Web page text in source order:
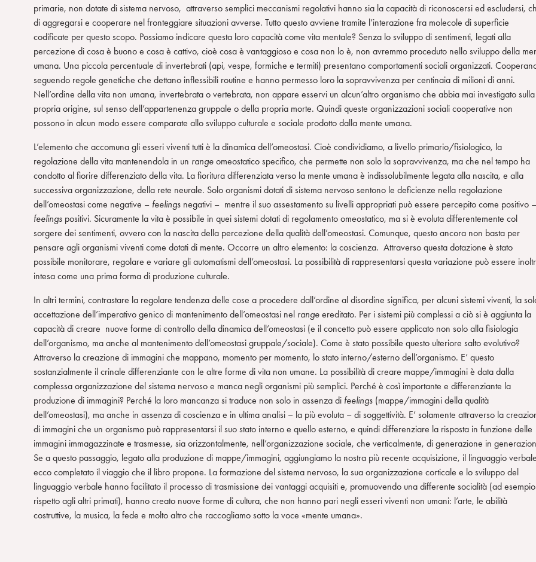
s
e
n
s
o
primarie, non dotate di sistema nervoso, attraverso semplici meccanismi regolativi hanno sia la capacità di riconoscersi ed escludersi,
di aggregarsi e cooperare nel fronteggiare situazioni avverse. Tutto questo avviene tramite l’interazione fra molecole di superficie
codificate per questo scopo. Possiamo indicare questa loro capacità come vita mentale? Senza lo sviluppo di sentimenti, legati alla
percezione di cosa è buono e cosa è cattivo, cioè cosa è vantaggioso e cosa non lo è, non avremmo proceduto nello sviluppo della
umana. Una piccola percentuale di invertebrati (api, vespe, formiche e termiti) presentano comportamenti sociali organizzati.
seguendo regole genetiche che dettano inflessibili routine e hanno permesso loro la sopravvivenza per centinaia di milioni di anni.
Nell’ordine della vita non umana, invertebrata o vertebrata, non appare esservi un alcun’altro organismo che abbia mai investigato sulla
propria origine, sul senso dell’appartenenza gruppale o della propria morte. Quindi queste organizzazioni sociali cooperative non
possono in alcun modo essere comparate allo sviluppo culturale e sociale prodotto dalla mente umana.
L’elemento che accomuna gli esseri viventi tutti è la dinamica dell’omeostasi. Cioè condividiamo, a livello primario/fisiologico, la
regolazione della vita mantenendola in un range omeostatico specifico, che permette non solo la sopravvivenza, ma che nel tempo ha
condotto al fiorire differenziato della vita. La fioritura differenziata verso la mente umana è indissolubilmente legata alla nascita, e alla
successiva organizzazione, della rete neurale. Solo organismi dotati di sistema nervoso sentono le deficienze nella regolazione
dell’omeostasi come negative – feelings negativi – mentre il suo assestamento su livelli appropriati può essere percepito come positivo –
feelings positivi. Sicuramente la vita è possibile in quei sistemi dotati di regolamento omeostatico, ma si è evoluta differentemente col
sorgere dei sentimenti, ovvero con la nascita della percezione della qualità dell’omeostasi. Comunque, questo ancora non basta per
pensare agli organismi viventi come dotati di mente. Occorre un altro elemento: la coscienza. Attraverso questa dotazione è stato
possibile monitorare, regolare e variare gli automatismi dell’omeostasi. La possibilità di rappresentarsi questa variazione può essere
intesa come una prima forma di produzione culturale.
In altri termini, contrastare la regolare tendenza delle cose a procedere dall’ordine al disordine significa, per alcuni sistemi viventi, la
accettazione dell’imperativo genico di mantenimento dell’omeostasi nel range ereditato. Per i sistemi più complessi a ciò si è aggiunta la
capacità di creare nuove forme di controllo della dinamica dell’omeostasi (e il concetto può essere applicato non solo alla fisiologia
dell’organismo, ma anche al mantenimento dell’omeostasi gruppale/sociale). Come è stato possibile questo ulteriore salto evolutivo?
Attraverso la creazione di immagini che mappano, momento per momento, lo stato interno/esterno dell’organismo. E’ questo
sostanzialmente il crinale differenziante con le altre forme di vita non umane. La possibilità di creare mappe/immagini è data dalla
complessa organizzazione del sistema nervoso e manca negli organismi più semplici. Perché è così importante e differenziante la
produzione di immagini? Perché la loro mancanza si traduce non solo in assenza di feelings (mappe/immagini della qualità
dell’omeostasi), ma anche in assenza di coscienza e in ultima analisi – la più evoluta – di soggettività. E’ solamente attraverso la
di immagini che un organismo può rappresentarsi il suo stato interno e quello esterno, e quindi differenziare la risposta in funzione delle
immagini immagazzinate e trasmesse, sia orizzontalmente, nell’organizzazione sociale, che verticalmente, di generazione in
Se a questo passaggio, legato alla produzione di mappe/immagini, aggiungiamo la nostra più recente acquisizione, il linguaggio
ecco completato il viaggio che il libro propone. La formazione del sistema nervoso, la sua organizzazione corticale e lo sviluppo del
linguaggio verbale hanno facilitato il processo di trasmissione dei vantaggi acquisiti e, promuovendo una differente socialità (ad esempio
rispetto agli altri primati), hanno creato nuove forme di cultura, che non hanno pari negli esseri viventi non umani: l’arte, le abilità
costruttive, la musica, la fede e molto altro che raccogliamo sotto la voce «mente umana».